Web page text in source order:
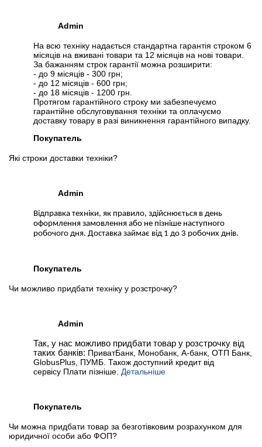
Admin
На всю техніку надається стандартна гарантія строком 6
місяців на вживані товари та 12 місяців на нові товари.
За бажанням строк гарантії можна розширити:
- до 9 місяців - 300 грн;
- до 12 місяців - 600 грн;
- до 18 місяців - 1200 грн.
Протягом гарантійного строку ми забезпечуємо
гарантійне обслуговування техніки та оплачуємо
доставку товару в разі виникнення гарантійного випадку.
Покупатель
Які строки доставки техніки?
Admin
Відправка техніки, як правило, здійснюється в день
оформлення замовлення або не пізніше наступного
робочого дня. Доставка займає від 1 до 3 робочих днів.
Покупатель
Чи можливо придбати техніку у розстрочку?
Admin
Так, у нас можливо придбати товар у розстрочку від
таких банків: ПриватБанк, Монобанк, А-банк, ОТП Банк,
GlobusPlus, ПУМБ. Також доступний кредит від
сервісу Плати пізніше. Детальніше
Покупатель
Чи можна придбати товар за безготівковим розрахунком для
юридичної особи або ФОП?